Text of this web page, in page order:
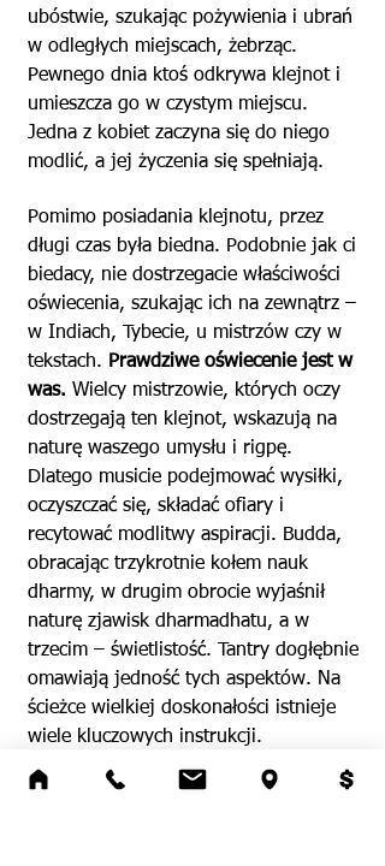
ubóstwie, szukając pożywienia i ubrań
w odległych miejscach, żebrząc.
Pewnego dnia ktoś odkrywa klejnot i
umieszcza go w czystym miejscu.
Jedna z kobiet zaczyna się do niego
modlić, a jej życzenia się spełniają.
Pomimo posiadania klejnotu, przez
długi czas była biedna. Podobnie jak ci
biedacy, nie dostrzegacie właściwości
oświecenia, szukając ich na zewnątrz –
w Indiach, Tybecie, u mistrzów czy w
tekstach. Prawdziwe oświecenie jest w
was. Wielcy mistrzowie, których oczy
dostrzegają ten klejnot, wskazują na
naturę waszego umysłu i rigpę.
Dlatego musicie podejmować wysiłki,
oczyszczać się, składać ofiary i
recytować modlitwy aspiracji. Budda,
obracając trzykrotnie kołem nauk
dharmy, w drugim obrocie wyjaśnił
naturę zjawisk dharmadhatu, a w
trzecim – świetlistość. Tantry dogłębnie
omawiają jedność tych aspektów. Na
ścieżce wielkiej doskonałości istnieje
wiele kluczowych instrukcji.
KHIE KI DZIE SU DAG DRUB KI odnosi